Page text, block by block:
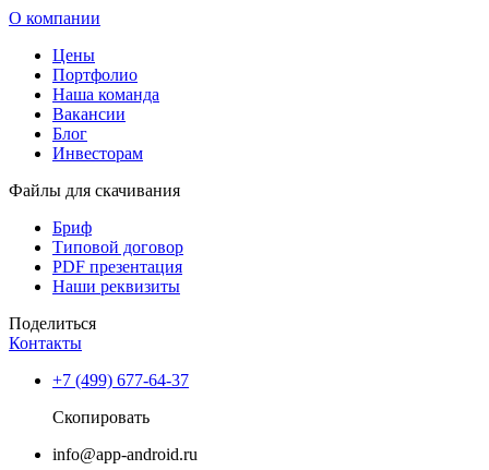
О компании
Цены
Портфолио
Наша команда
Вакансии
Блог
Инвесторам
Файлы для скачивания
Бриф
Типовой договор
PDF презентация
Наши реквизиты
Поделиться
Контакты
+7 (499) 677-64-37
Скопировать
info@app-android.ru